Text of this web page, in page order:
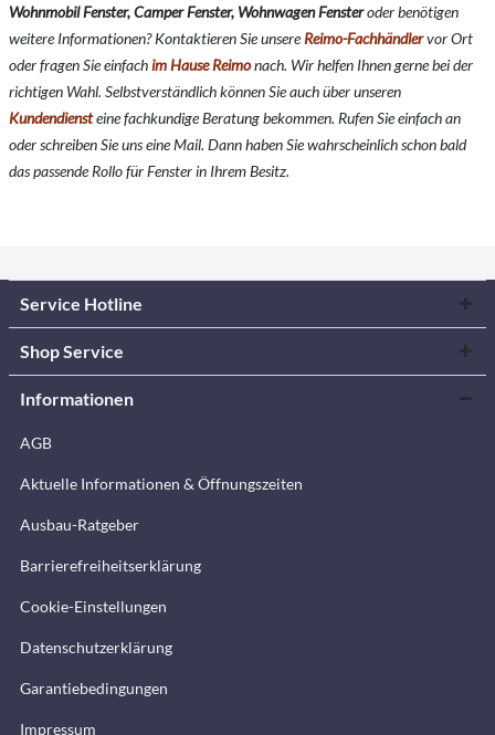
Wohnmobil Fenster, Camper Fenster, Wohnwagen Fensteroder benötigen
weitere Informationen? Kontaktieren Sie unsereReimo-Fachhändlervor Ort
oder fragen Sie einfachim Hause Reimonach. Wir helfen Ihnen gerne bei der
richtigen Wahl. Selbstverständlich können Sie auch über unseren
Kundendiensteine fachkundige Beratung bekommen. Rufen Sie einfach an
oder schreiben Sie uns eine Mail. Dann haben Sie wahrscheinlich schon bald
das passende Rollo für Fenster in Ihrem Besitz.
Service Hotline
Shop Service
Informationen
AGB
Aktuelle Informationen & Öffnungszeiten
Ausbau-Ratgeber
Barrierefreiheitserklärung
Cookie-Einstellungen
Datenschutzerklärung
Garantiebedingungen
Impressum